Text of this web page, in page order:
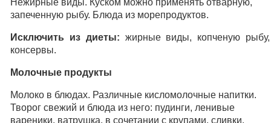
Нежирные виды. Куском можно применять отварную,
запеченную рыбу. Блюда из морепродуктов.
Исключить из диеты: жирные виды, копченую рыбу,
консервы.
Молочные продукты
Молоко в блюдах. Различные кисломолочные напитки.
Творог свежий и блюда из него: пудинги, ленивые
вареники, ватрушка, в сочетании с крупами, сливки,